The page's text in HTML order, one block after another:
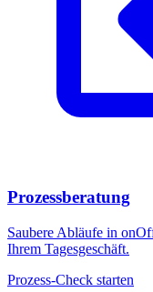
Prozessberatung
Saubere Abläufe in
Ihrem Tagesgeschäft.
Prozess-Check starten